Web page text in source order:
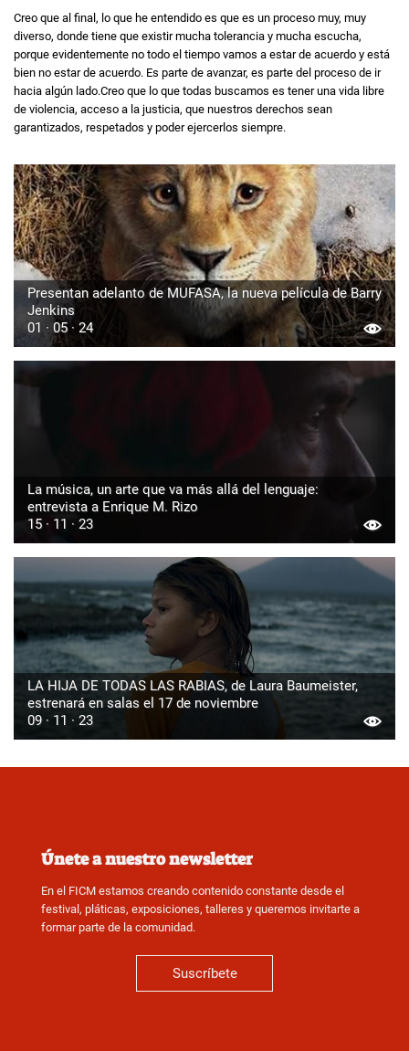
Creo que al final, lo que he entendido es que es un proceso muy, muy
diverso, donde tiene que existir mucha tolerancia y mucha escucha,
porque evidentemente no todo el tiempo vamos a estar de acuerdo y está
bien no estar de acuerdo. Es parte de avanzar, es parte del proceso de ir
hacia algún lado.Creo que lo que todas buscamos es tener una vida libre
de violencia, acceso a la justicia, que nuestros derechos sean
garantizados, respetados y poder ejercerlos siempre.
Presentan adelanto de MUFASA, la nueva película de Barry
Jenkins
01 · 05 · 24
La música, un arte que va más allá del lenguaje:
entrevista a Enrique M. Rizo
15 · 11 · 23
LA HIJA DE TODAS LAS RABIAS, de Laura Baumeister,
estrenará en salas el 17 de noviembre
09 · 11 · 23
Únete a nuestro newsletter
En el FICM estamos creando contenido constante desde el
festival, pláticas, exposiciones, talleres y queremos invitarte a
formar parte de la comunidad.
Suscríbete